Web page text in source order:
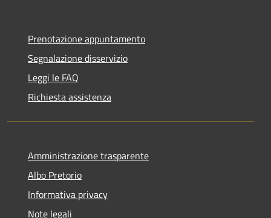
Prenotazione appuntamento
Segnalazione disservizio
Leggi le FAQ
Richiesta assistenza
Amministrazione trasparente
Albo Pretorio
Informativa privacy
Note legali